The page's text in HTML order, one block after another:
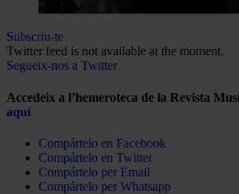
Subscriu-te
Twitter feed is not available at the moment.
Segueix-nos a Twitter
Accedeix a l’hemeroteca de la Revista
aquí
Compártelo en Facebook
Compártelo en Twitter
Compártelo per Email
Compártelo per Whatsapp